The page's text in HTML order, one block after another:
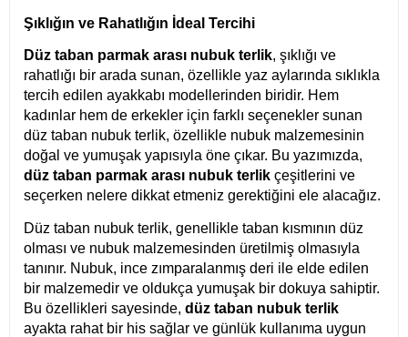
Şıklığın ve Rahatlığın İdeal Tercihi
Düz taban parmak arası nubuk terlik, şıklığı ve
rahatlığı bir arada sunan, özellikle yaz aylarında sıklıkla
tercih edilen ayakkabı modellerinden biridir. Hem
kadınlar hem de erkekler için farklı seçenekler sunan
düz taban nubuk terlik, özellikle nubuk malzemesinin
doğal ve yumuşak yapısıyla öne çıkar. Bu yazımızda,
düz taban parmak arası nubuk terlik çeşitlerini ve
seçerken nelere dikkat etmeniz gerektiğini ele alacağız.
Düz taban nubuk terlik, genellikle taban kısmının düz
olması ve nubuk malzemesinden üretilmiş olmasıyla
tanınır. Nubuk, ince zımparalanmış deri ile elde edilen
bir malzemedir ve oldukça yumuşak bir dokuya sahiptir.
Bu özellikleri sayesinde, düz taban nubuk terlik
ayakta rahat bir his sağlar ve günlük kullanıma uygun